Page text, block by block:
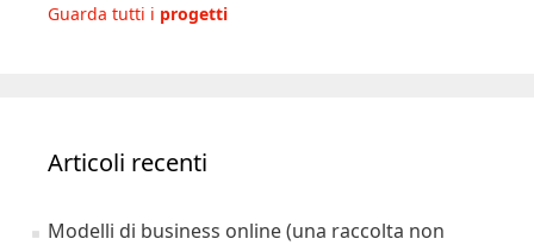
Guarda tutti i progetti
Articoli recenti
Modelli di business online (una raccolta non